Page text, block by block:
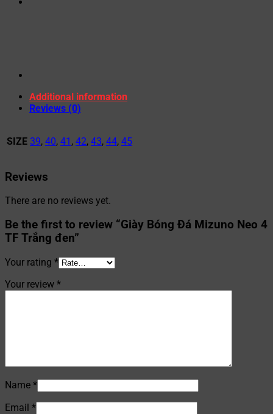
Additional information
Reviews (0)
SIZE 39, 40, 41 , 42, 43, 44, 45
Reviews
There are no reviews yet.
Be the first to review “Giày Bóng Đá Mizuno Neo 4
TF Trắng đen”
Your rating *
Your review *
Name *
Email *